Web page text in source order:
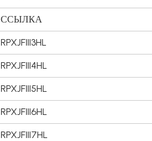
ССЫЛКА
RPXJFIII3HL
RPXJFIII4HL
RPXJFIII5HL
RPXJFIII6HL
RPXJFIII7HL